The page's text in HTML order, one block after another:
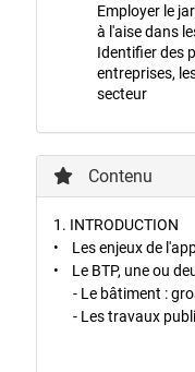
Employer le
à l'aise dans
Identifier des
entreprises,
secteur
Contenu
1. INTRODUCTION
• Les enjeux de
• Le BTP, une ou
- Le bâtiment :
- Les travaux